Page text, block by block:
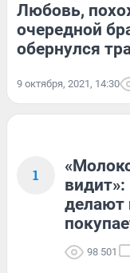
Любовь,
очередной
обернулся
9 октября, 2021, 14:30
1
делают
98 501